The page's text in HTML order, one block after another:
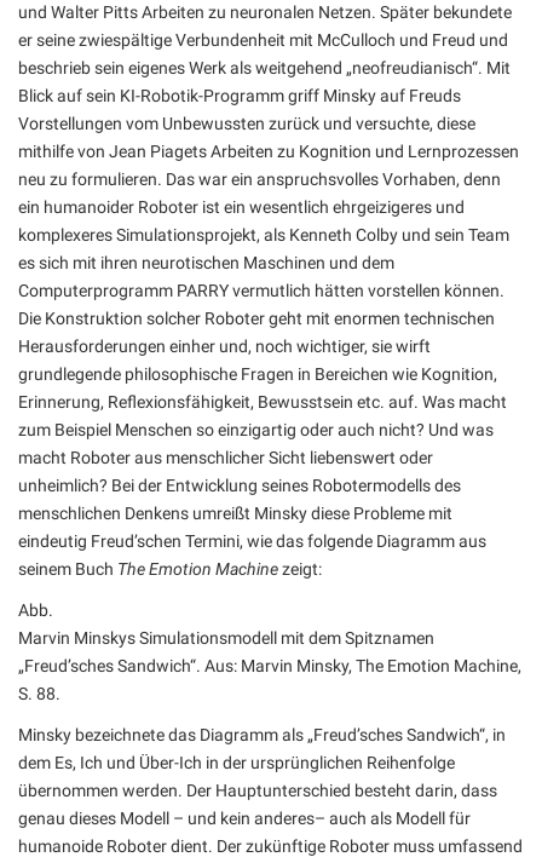
und Walter Pitts Arbeiten zu neuronalen Netzen. Später bekundete
er seine zwiespältige Verbundenheit mit McCulloch und Freud und
beschrieb sein eigenes Werk als weitgehend „neofreudianisch“. Mit
Blick auf sein KI-Robotik-Programm griff Minsky auf Freuds
Vorstellungen vom Unbewussten zurück und versuchte, diese
mithilfe von Jean Piagets Arbeiten zu Kognition und Lernprozessen
neu zu formulieren. Das war ein anspruchsvolles Vorhaben, denn
ein humanoider Roboter ist ein wesentlich ehrgeizigeres und
komplexeres Simulationsprojekt, als Kenneth Colby und sein Team
es sich mit ihren neurotischen Maschinen und dem
Computerprogramm PARRY vermutlich hätten vorstellen können.
Die Konstruktion solcher Roboter geht mit enormen technischen
Herausforderungen einher und, noch wichtiger, sie wirft
grundlegende philosophische Fragen in Bereichen wie Kognition,
Erinnerung, Reflexionsfähigkeit, Bewusstsein etc. auf. Was macht
zum Beispiel Menschen so einzigartig oder auch nicht? Und was
macht Roboter aus menschlicher Sicht liebenswert oder
unheimlich? Bei der Entwicklung seines Robotermodells des
menschlichen Denkens umreißt Minsky diese Probleme mit
eindeutig Freud’schen Termini, wie das folgende Diagramm aus
seinem Buch The Emotion Machinezeigt:
Abb.
Marvin Minskys Simulationsmodell mit dem Spitznamen
„Freud’sches Sandwich“. Aus: Marvin Minsky, The Emotion Machine,
S. 88.
Minsky bezeichnete das Diagramm als „Freud’sches Sandwich“, in
dem Es, Ich und Über-Ich in der ursprünglichen Reihenfolge
übernommen werden. Der Hauptunterschied besteht darin, dass
genau dieses Modell – und kein anderes– auch als Modell für
humanoide Roboter dient. Der zukünftige Roboter muss umfassend